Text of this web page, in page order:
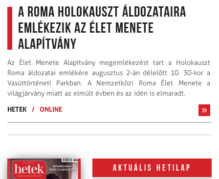
A roma holokauszt áldozataira
emlékezik az Élet Menete
Alapítvány
Az Élet Menete Alapítvány megemlékezést tart a Holokauszt
Roma áldozatai emlékére augusztus 2-án délelőtt 10. 30-kor a
Vasúttörténeti Parkban. A Nemzetközi Roma Élet Menete a
világjárvány miatt az elmúlt évben és az idén is elmaradt.
HETEK
/ ONLINE
Aktuális hetilap